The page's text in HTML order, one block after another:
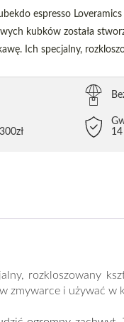
espresso
kubków została
Ich specjalny,
rozkloszowany
zmywarce i używać w